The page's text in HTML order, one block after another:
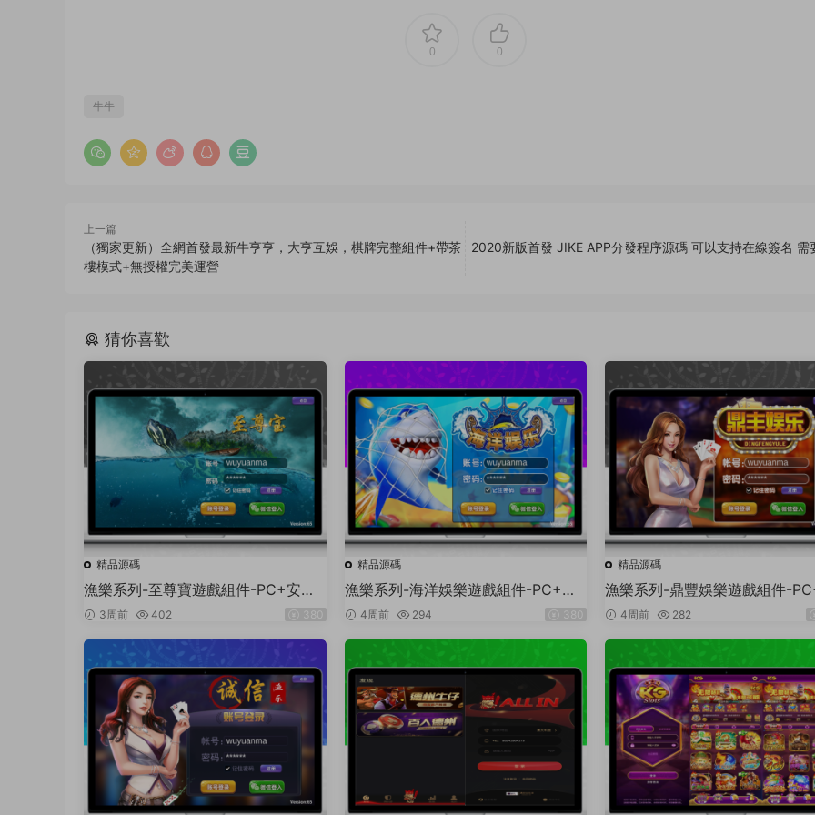
0 0
牛牛
上一篇
（獨家更新）全網首發最新牛亨亨，大亨互娛，棋牌完整組件+帶茶
樓模式+無授權完美運營
2020新版首發 JIKE APP分發程序源碼 可以支持在線簽名 需
猜你喜歡
精品源碼
漁樂系列-至尊寶遊戲組件-PC+安卓
+蘋果3端
3周前 402 380
精品源碼
漁樂系列-海洋娛樂遊戲組件-PC+安
卓+蘋果3端
4周前 294 380
精品源碼
漁樂系列-鼎豐娛樂遊戲組件-
卓+蘋果3端
4周前 282